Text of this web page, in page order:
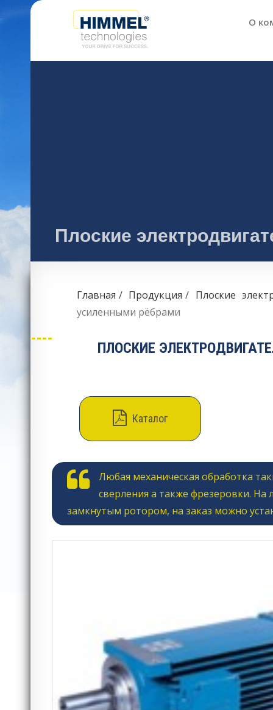
О
Плоские
Главная Продукция
Плоские
усиленными рёбрами
ПЛОСКИЕ
Каталог
Любая механическая обработка
сверления а также фрезеровки.
замкнутым ротором, на заказ можно